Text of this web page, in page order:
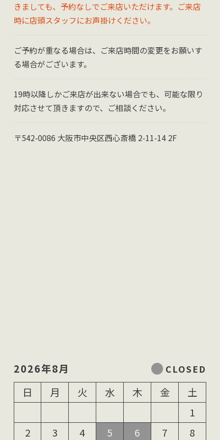
きましても、予約なしでご来店いただけます。ご来店
時に店頭スタッフにお声掛けください。
ご予約が重なる場合は、ご来店時間の変更をお願いす
る場合がございます。
19時以降しかご来店が出来ない場合でも、可能な限り
対応させて頂きますので、ご相談ください。
〒542-0086 大阪市中央区西心斎橋 2-11-14 2F
2026年8月
日
月 火 水 木 金
土
1
2
3 4 5 6 7
8